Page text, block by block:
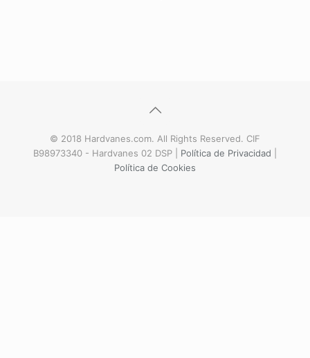
© 2018 Hardvanes.com. All Rights Reserved. CIF
B98973340 - Hardvanes 02 DSP | Política de Privacidad
Política de Cookies